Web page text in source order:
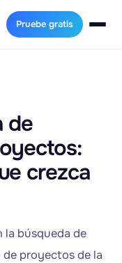
Pruebe gratis
de
crezca
la búsqueda de
proyectos de la